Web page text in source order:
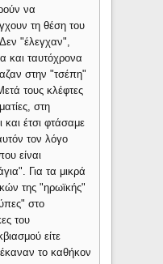
να
τη θέση του
"έλεγχαν",
και ταυτόχρονα
στην "τσέπη"
τους κλέφτες
στη
και έτσι φτάσαμε
τον λόγο
είναι
Για τα μικρά
της "ηρωϊκής"
στο
του
είτε
το καθήκον